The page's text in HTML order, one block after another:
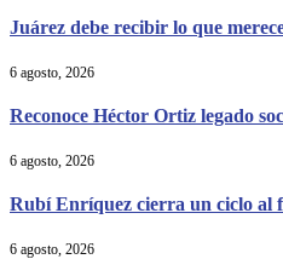
Juárez debe recibir lo que
6 agosto, 2026
Reconoce Héctor Ortiz legado
6 agosto, 2026
Rubí Enríquez cierra un ciclo al
6 agosto, 2026